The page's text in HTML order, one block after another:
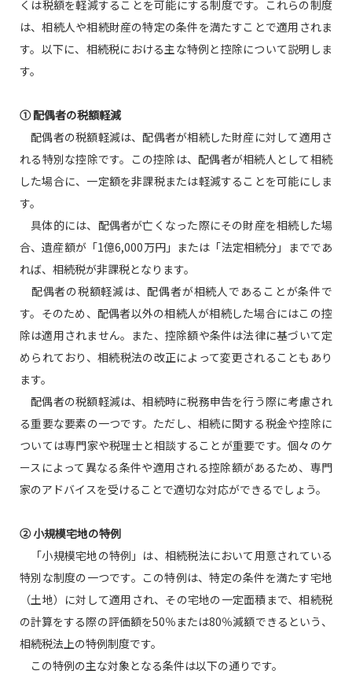
くは税額を軽減することを可能にする制度です。これらの制度
は、相続人や相続財産の特定の条件を満たすことで適用されま
す。以下に、相続税における主な特例と控除について説明しま
す。
① 配偶者の税額軽減
配偶者の税額軽減は、配偶者が相続した財産に対して適用さ
れる特別な控除です。この控除は、配偶者が相続人として相続
した場合に、一定額を非課税または軽減することを可能にしま
す。
具体的には、配偶者が亡くなった際にその財産を相続した場
合、遺産額が「1億6,000万円」または「法定相続分」までであ
れば、相続税が非課税となります。
配偶者の税額軽減は、配偶者が相続人であることが条件で
す。そのため、配偶者以外の相続人が相続した場合にはこの控
除は適用されません。また、控除額や条件は法律に基づいて定
められており、相続税法の改正によって変更されることもあり
ます。
配偶者の税額軽減は、相続時に税務申告を行う際に考慮され
る重要な要素の一つです。ただし、相続に関する税金や控除に
ついては専門家や税理士と相談することが重要です。個々のケ
ースによって異なる条件や適用される控除額があるため、専門
家のアドバイスを受けることで適切な対応ができるでしょう。
② 小規模宅地の特例
「小規模宅地の特例」は、相続税法において用意されている
特別な制度の一つです。この特例は、特定の条件を満たす宅地
（土地）に対して適用され、その宅地の一定面積まで、相続税
の計算をする際の評価額を50％または80％減額できるという、
相続税法上の特例制度です。
この特例の主な対象となる条件は以下の通りです。